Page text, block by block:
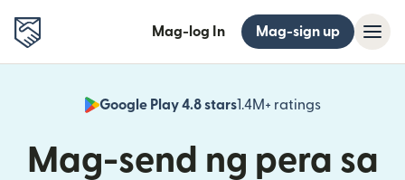
Mag-log In Mag-sign up
Google Play 4.8 stars1.4M+ ratings
(bubukas
Mag-send ng pera sa